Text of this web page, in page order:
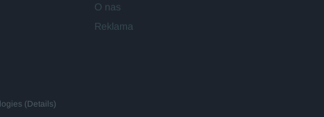
O nas
Reklama
(Details)